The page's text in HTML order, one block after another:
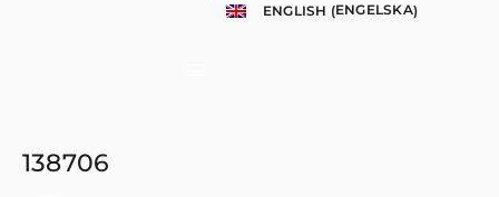
ENGLISH (ENGELSKA)
138706